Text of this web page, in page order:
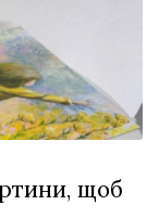
щоб